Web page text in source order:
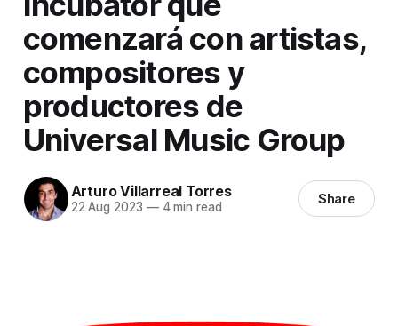
comenzará con artistas,
compositores y
productores de
Universal Music Group
Arturo Villarreal Torres
22 Aug 2023 —4 min read Share